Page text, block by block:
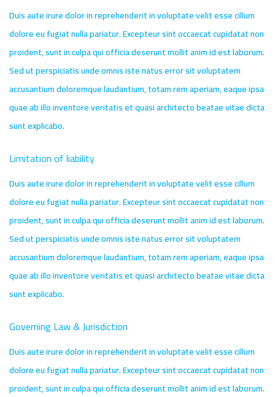
Duis aute irure dolor in reprehenderit in voluptate velit esse cillum
dolore eu fugiat nulla pariatur. Excepteur sint occaecat cupidatat non
proident, sunt in culpa qui officia deserunt mollit anim id est laborum.
Sed ut perspiciatis unde omnis iste natus error sit voluptatem
accusantium doloremque laudantium, totam rem aperiam, eaque ipsa
quae ab illo inventore veritatis et quasi architecto beatae vitae dicta
sunt explicabo.
Limitation of liability
Duis aute irure dolor in reprehenderit in voluptate velit esse cillum
dolore eu fugiat nulla pariatur. Excepteur sint occaecat cupidatat non
proident, sunt in culpa qui officia deserunt mollit anim id est laborum.
Sed ut perspiciatis unde omnis iste natus error sit voluptatem
accusantium doloremque laudantium, totam rem aperiam, eaque ipsa
quae ab illo inventore veritatis et quasi architecto beatae vitae dicta
sunt explicabo.
Governing Law & Jurisdiction
Duis aute irure dolor in reprehenderit in voluptate velit esse cillum
dolore eu fugiat nulla pariatur. Excepteur sint occaecat cupidatat non
proident, sunt in culpa qui officia deserunt mollit anim id est laborum.